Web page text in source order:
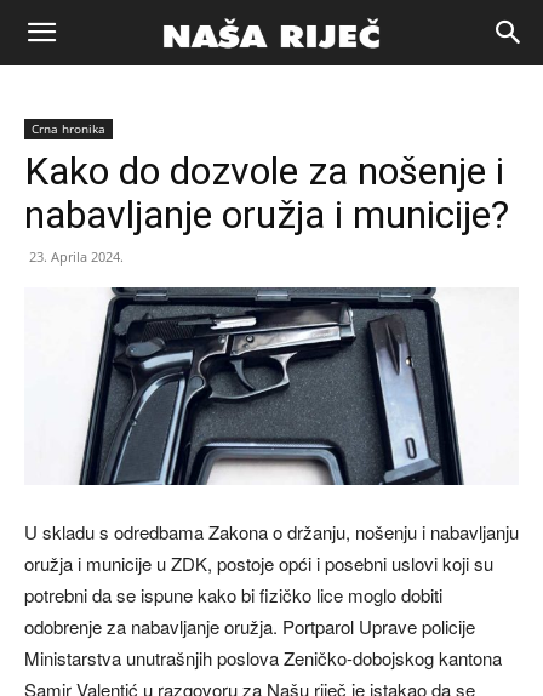
Naša
riječ
Crna hronika
Kako do dozvole za nošenje i
nabavljanje oružja i municije?
23. Aprila 2024.
U skladu s odredbama Zakona o držanju, nošenju i nabavljanju
oružja i municije u ZDK, postoje opći i posebni uslovi koji su
potrebni da se ispune kako bi fizičko lice moglo dobiti
odobrenje za nabavljanje oružja. Portparol Uprave policije
Ministarstva unutrašnjih poslova Zeničko-dobojskog kantona
Samir Valentić u razgovoru za Našu riječ je istakao da se